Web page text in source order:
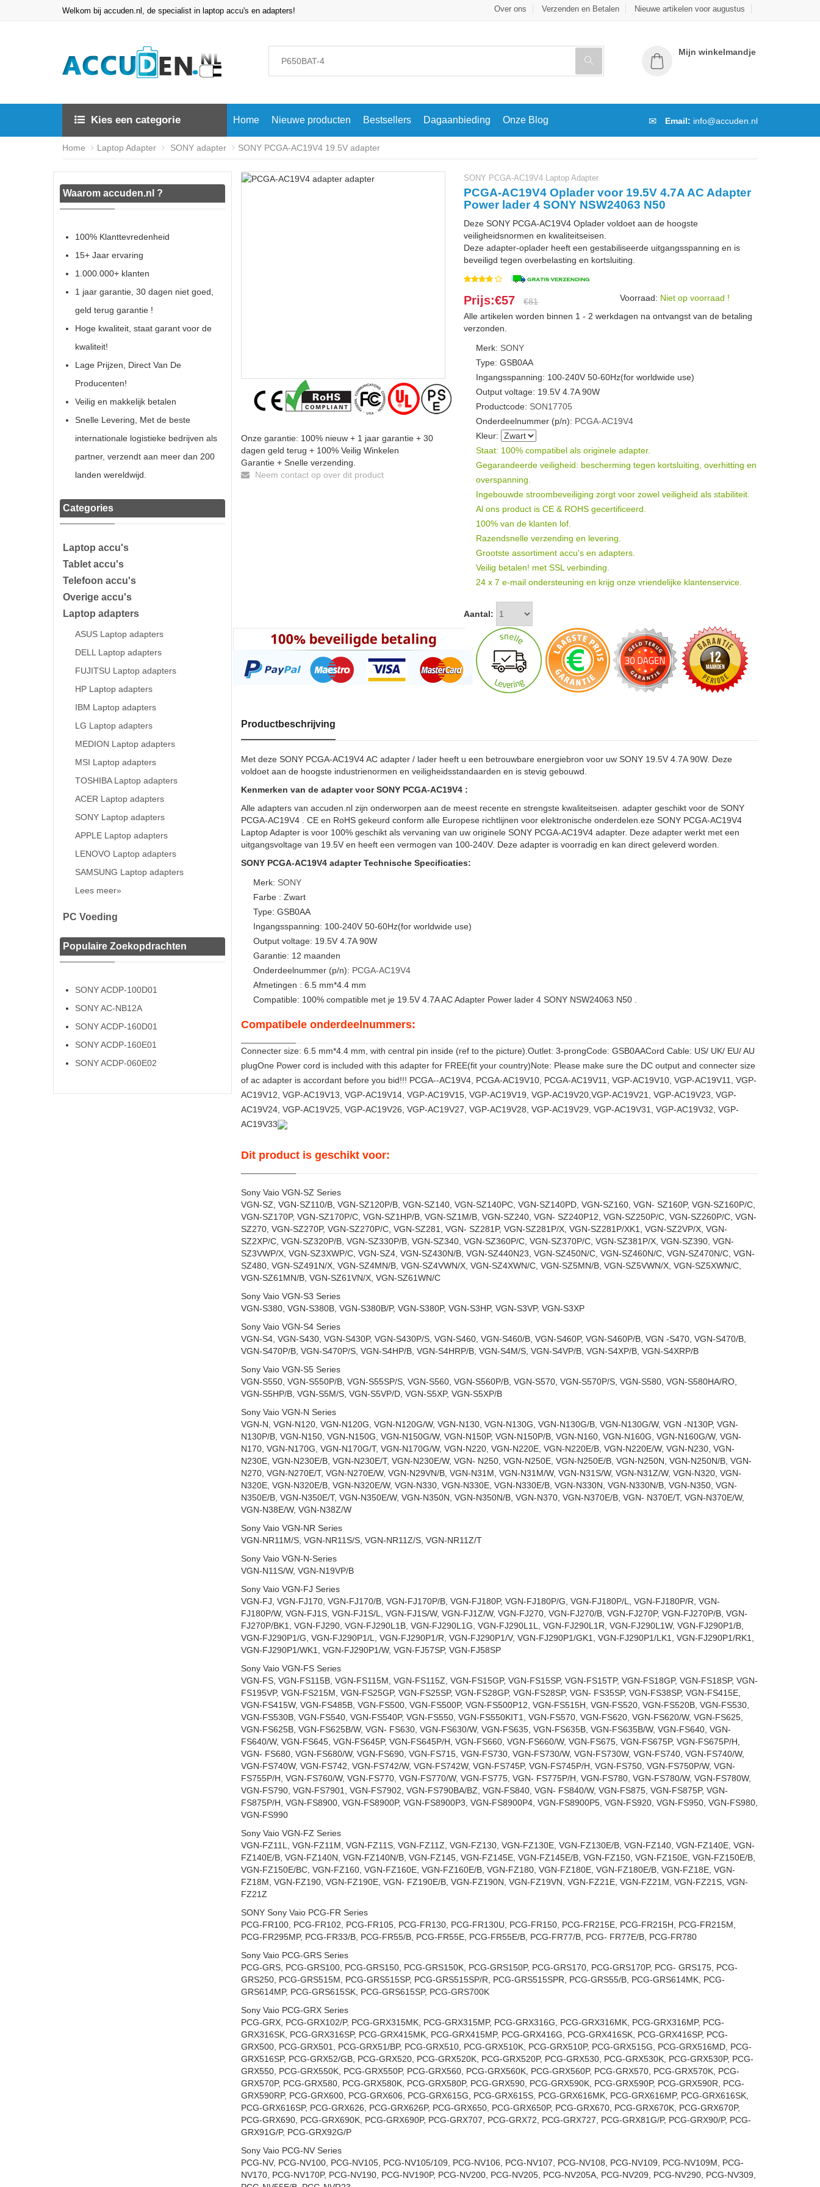
Welkom bij accuden.nl, de specialist in laptop accu's en adapters! Over ons Verzenden en Betalen Nieuwe artikelen voor augustus
Mijn winkelmandje
Kies een categorie Home Nieuwe producten Bestsellers Dagaanbieding Onze Blog Email: info@accuden.nl
Home Laptop Adapter SONY adapter SONY PCGA-AC19V4 19.5V adapter
Waarom accuden.nl ?
100% Klanttevredenheid
15+ Jaar ervaring
1.000.000+ klanten
1 jaar garantie, 30 dagen niet goed,
geld terug garantie !
Hoge kwaliteit, staat garant voor de
kwaliteit!
Lage Prijzen, Direct Van De
Producenten!
Veilig en makkelijk betalen
Snelle Levering, Met de beste
internationale logistieke bedrijven als
partner, verzendt aan meer dan 200
landen wereldwijd.
Categories
Laptop accu's
Tablet accu's
Telefoon accu's
Overige accu's
Laptop adapters
ASUS Laptop adapters
DELL Laptop adapters
FUJITSU Laptop adapters
HP Laptop adapters
IBM Laptop adapters
LG Laptop adapters
MEDION Laptop adapters
MSI Laptop adapters
TOSHIBA Laptop adapters
ACER Laptop adapters
SONY Laptop adapters
APPLE Laptop adapters
LENOVO Laptop adapters
SAMSUNG Laptop adapters
Lees meer»
PC Voeding
Populaire Zoekopdrachten
SONY ACDP-100D01
SONY AC-NB12A
SONY ACDP-160D01
SONY ACDP-160E01
SONY ACDP-060E02
Onze garantie: 100% nieuw + 1 jaar garantie + 30
dagen geld terug + 100% Veilig Winkelen
Garantie + Snelle verzending.
Neem contact op over dit product
SONY PCGA-AC19V4 Laptop Adapter
PCGA-AC19V4 Oplader voor 19.5V 4.7A AC Adapter
Power lader 4 SONY NSW24063 N50
Deze SONY PCGA-AC19V4 Oplader voldoet aan de hoogste
veiligheidsnormen en kwaliteitseisen.
Deze adapter-oplader heeft een gestabiliseerde uitgangsspanning en is
beveiligd tegen overbelasting en kortsluiting.
Prijs:€57 €81 Voorraad: Niet op voorraad !
Alle artikelen worden binnen 1 - 2 werkdagen na ontvangst van de betaling
verzonden.
Merk: SONY
Type: GSB0AA
Ingangsspanning: 100-240V 50-60Hz(for worldwide use)
Output voltage: 19.5V 4.7A 90W
Productcode: SON17705
Onderdeelnummer (p/n): PCGA-AC19V4
Kleur:
Staat: 100% compatibel als originele adapter.
Gegarandeerde veiligheid: bescherming tegen kortsluiting, overhitting en
overspanning.
Ingebouwde stroombeveiliging zorgt voor zowel veiligheid als stabiliteit.
Al ons product is CE & ROHS gecertificeerd.
100% van de klanten lof.
Razendsnelle verzending en levering.
Grootste assortiment accu's en adapters.
Veilig betalen! met SSL verbinding.
24 x 7 e-mail ondersteuning en krijg onze vriendelijke klantenservice.
Aantal:
Productbeschrijving
Met deze SONY PCGA-AC19V4 AC adapter / lader heeft u een betrouwbare energiebron voor uw SONY 19.5V 4.7A 90W. Deze
voldoet aan de hoogste industrienormen en veiligheidsstandaarden en is stevig gebouwd.
Kenmerken van de adapter voor SONY PCGA-AC19V4 :
Alle adapters van accuden.nl zijn onderworpen aan de meest recente en strengste kwaliteitseisen. adapter geschikt voor de SONY
PCGA-AC19V4 . CE en RoHS gekeurd conform alle Europese richtlijnen voor elektronische onderdelen.eze SONY PCGA-AC19V4
Laptop Adapter is voor 100% geschikt als vervaning van uw originele SONY PCGA-AC19V4 adapter. Deze adapter werkt met een
uitgangsvoltage van 19.5V en heeft een vermogen van 100-240V. Deze adapter is voorradig en kan direct geleverd worden.
SONY PCGA-AC19V4 adapter Technische Specificaties:
Merk: SONY
Farbe : Zwart
Type: GSB0AA
Ingangsspanning: 100-240V 50-60Hz(for worldwide use)
Output voltage: 19.5V 4.7A 90W
Garantie: 12 maanden
Onderdeelnummer (p/n): PCGA-AC19V4
Afmetingen : 6.5 mm*4.4 mm
Compatible: 100% compatible met je 19.5V 4.7A AC Adapter Power lader 4 SONY NSW24063 N50 .
Compatibele onderdeelnummers:
Connecter size: 6.5 mm*4.4 mm, with central pin inside (ref to the picture).Outlet: 3-prongCode: GSB0AACord Cable: US/ UK/ EU/ AU
plugOne Power cord is included with this adapter for FREE(fit your country)Note: Please make sure the DC output and connecter size
of ac adapter is accordant before you bid!!! PCGA--AC19V4, PCGA-AC19V10, PCGA-AC19V11, VGP-AC19V10, VGP-AC19V11, VGP-
AC19V12, VGP-AC19V13, VGP-AC19V14, VGP-AC19V15, VGP-AC19V19, VGP-AC19V20,VGP-AC19V21, VGP-AC19V23, VGP-
AC19V24, VGP-AC19V25, VGP-AC19V26, VGP-AC19V27, VGP-AC19V28, VGP-AC19V29, VGP-AC19V31, VGP-AC19V32, VGP-
AC19V33
Dit product is geschikt voor:
Sony Vaio VGN-SZ Series
VGN-SZ, VGN-SZ110/B, VGN-SZ120P/B, VGN-SZ140, VGN-SZ140PC, VGN-SZ140PD, VGN-SZ160, VGN- SZ160P, VGN-SZ160P/C,
VGN-SZ170P, VGN-SZ170P/C, VGN-SZ1HP/B, VGN-SZ1M/B, VGN-SZ240, VGN- SZ240P12, VGN-SZ250P/C, VGN-SZ260P/C, VGN-
SZ270, VGN-SZ270P, VGN-SZ270P/C, VGN-SZ281, VGN- SZ281P, VGN-SZ281P/X, VGN-SZ281P/XK1, VGN-SZ2VP/X, VGN-
SZ2XP/C, VGN-SZ320P/B, VGN-SZ330P/B, VGN-SZ340, VGN-SZ360P/C, VGN-SZ370P/C, VGN-SZ381P/X, VGN-SZ390, VGN-
SZ3VWP/X, VGN-SZ3XWP/C, VGN-SZ4, VGN-SZ430N/B, VGN-SZ440N23, VGN-SZ450N/C, VGN-SZ460N/C, VGN-SZ470N/C, VGN-
SZ480, VGN-SZ491N/X, VGN-SZ4MN/B, VGN-SZ4VWN/X, VGN-SZ4XWN/C, VGN-SZ5MN/B, VGN-SZ5VWN/X, VGN-SZ5XWN/C,
VGN-SZ61MN/B, VGN-SZ61VN/X, VGN-SZ61WN/C
Sony Vaio VGN-S3 Series
VGN-S380, VGN-S380B, VGN-S380B/P, VGN-S380P, VGN-S3HP, VGN-S3VP, VGN-S3XP
Sony Vaio VGN-S4 Series
VGN-S4, VGN-S430, VGN-S430P, VGN-S430P/S, VGN-S460, VGN-S460/B, VGN-S460P, VGN-S460P/B, VGN -S470, VGN-S470/B,
VGN-S470P/B, VGN-S470P/S, VGN-S4HP/B, VGN-S4HRP/B, VGN-S4M/S, VGN-S4VP/B, VGN-S4XP/B, VGN-S4XRP/B
Sony Vaio VGN-S5 Series
VGN-S550, VGN-S550P/B, VGN-S55SP/S, VGN-S560, VGN-S560P/B, VGN-S570, VGN-S570P/S, VGN-S580, VGN-S580HA/RO,
VGN-S5HP/B, VGN-S5M/S, VGN-S5VP/D, VGN-S5XP, VGN-S5XP/B
Sony Vaio VGN-N Series
VGN-N, VGN-N120, VGN-N120G, VGN-N120G/W, VGN-N130, VGN-N130G, VGN-N130G/B, VGN-N130G/W, VGN -N130P, VGN-
N130P/B, VGN-N150, VGN-N150G, VGN-N150G/W, VGN-N150P, VGN-N150P/B, VGN-N160, VGN-N160G, VGN-N160G/W, VGN-
N170, VGN-N170G, VGN-N170G/T, VGN-N170G/W, VGN-N220, VGN-N220E, VGN-N220E/B, VGN-N220E/W, VGN-N230, VGN-
N230E, VGN-N230E/B, VGN-N230E/T, VGN-N230E/W, VGN- N250, VGN-N250E, VGN-N250E/B, VGN-N250N, VGN-N250N/B, VGN-
N270, VGN-N270E/T, VGN-N270E/W, VGN-N29VN/B, VGN-N31M, VGN-N31M/W, VGN-N31S/W, VGN-N31Z/W, VGN-N320, VGN-
N320E, VGN-N320E/B, VGN-N320E/W, VGN-N330, VGN-N330E, VGN-N330E/B, VGN-N330N, VGN-N330N/B, VGN-N350, VGN-
N350E/B, VGN-N350E/T, VGN-N350E/W, VGN-N350N, VGN-N350N/B, VGN-N370, VGN-N370E/B, VGN- N370E/T, VGN-N370E/W,
VGN-N38E/W, VGN-N38Z/W
Sony Vaio VGN-NR Series
VGN-NR11M/S, VGN-NR11S/S, VGN-NR11Z/S, VGN-NR11Z/T
Sony Vaio VGN-N-Series
VGN-N11S/W, VGN-N19VP/B
Sony Vaio VGN-FJ Series
VGN-FJ, VGN-FJ170, VGN-FJ170/B, VGN-FJ170P/B, VGN-FJ180P, VGN-FJ180P/G, VGN-FJ180P/L, VGN-FJ180P/R, VGN-
FJ180P/W, VGN-FJ1S, VGN-FJ1S/L, VGN-FJ1S/W, VGN-FJ1Z/W, VGN-FJ270, VGN-FJ270/B, VGN-FJ270P, VGN-FJ270P/B, VGN-
FJ270P/BK1, VGN-FJ290, VGN-FJ290L1B, VGN-FJ290L1G, VGN-FJ290L1L, VGN-FJ290L1R, VGN-FJ290L1W, VGN-FJ290P1/B,
VGN-FJ290P1/G, VGN-FJ290P1/L, VGN-FJ290P1/R, VGN-FJ290P1/V, VGN-FJ290P1/GK1, VGN-FJ290P1/LK1, VGN-FJ290P1/RK1,
VGN-FJ290P1/WK1, VGN-FJ290P1/W, VGN-FJ57SP, VGN-FJ58SP
Sony Vaio VGN-FS Series
VGN-FS, VGN-FS115B, VGN-FS115M, VGN-FS115Z, VGN-FS15GP, VGN-FS15SP, VGN-FS15TP, VGN-FS18GP, VGN-FS18SP, VGN-
FS195VP, VGN-FS215M, VGN-FS25GP, VGN-FS25SP, VGN-FS28GP, VGN-FS28SP, VGN- FS35SP, VGN-FS38SP, VGN-FS415E,
VGN-FS415W, VGN-FS485B, VGN-FS500, VGN-FS500P, VGN-FS500P12, VGN-FS515H, VGN-FS520, VGN-FS520B, VGN-FS530,
VGN-FS530B, VGN-FS540, VGN-FS540P, VGN-FS550, VGN-FS550KIT1, VGN-FS570, VGN-FS620, VGN-FS620/W, VGN-FS625,
VGN-FS625B, VGN-FS625B/W, VGN- FS630, VGN-FS630/W, VGN-FS635, VGN-FS635B, VGN-FS635B/W, VGN-FS640, VGN-
FS640/W, VGN-FS645, VGN-FS645P, VGN-FS645P/H, VGN-FS660, VGN-FS660/W, VGN-FS675, VGN-FS675P, VGN-FS675P/H,
VGN- FS680, VGN-FS680/W, VGN-FS690, VGN-FS715, VGN-FS730, VGN-FS730/W, VGN-FS730W, VGN-FS740, VGN-FS740/W,
VGN-FS740W, VGN-FS742, VGN-FS742/W, VGN-FS742W, VGN-FS745P, VGN-FS745P/H, VGN-FS750, VGN-FS750P/W, VGN-
FS755P/H, VGN-FS760/W, VGN-FS770, VGN-FS770/W, VGN-FS775, VGN- FS775P/H, VGN-FS780, VGN-FS780/W, VGN-FS780W,
VGN-FS790, VGN-FS7901, VGN-FS7902, VGN-FS790BA/BZ, VGN-FS840, VGN- FS840/W, VGN-FS875, VGN-FS875P, VGN-
FS875P/H, VGN-FS8900, VGN-FS8900P, VGN-FS8900P3, VGN-FS8900P4, VGN-FS8900P5, VGN-FS920, VGN-FS950, VGN-FS980,
VGN-FS990
Sony Vaio VGN-FZ Series
VGN-FZ11L, VGN-FZ11M, VGN-FZ11S, VGN-FZ11Z, VGN-FZ130, VGN-FZ130E, VGN-FZ130E/B, VGN-FZ140, VGN-FZ140E, VGN-
FZ140E/B, VGN-FZ140N, VGN-FZ140N/B, VGN-FZ145, VGN-FZ145E, VGN-FZ145E/B, VGN-FZ150, VGN-FZ150E, VGN-FZ150E/B,
VGN-FZ150E/BC, VGN-FZ160, VGN-FZ160E, VGN-FZ160E/B, VGN-FZ180, VGN-FZ180E, VGN-FZ180E/B, VGN-FZ18E, VGN-
FZ18M, VGN-FZ190, VGN-FZ190E, VGN- FZ190E/B, VGN-FZ190N, VGN-FZ19VN, VGN-FZ21E, VGN-FZ21M, VGN-FZ21S, VGN-
FZ21Z
SONY Sony Vaio PCG-FR Series
PCG-FR100, PCG-FR102, PCG-FR105, PCG-FR130, PCG-FR130U, PCG-FR150, PCG-FR215E, PCG-FR215H, PCG-FR215M,
PCG-FR295MP, PCG-FR33/B, PCG-FR55/B, PCG-FR55E, PCG-FR55E/B, PCG-FR77/B, PCG- FR77E/B, PCG-FR780
Sony Vaio PCG-GRS Series
PCG-GRS, PCG-GRS100, PCG-GRS150, PCG-GRS150K, PCG-GRS150P, PCG-GRS170, PCG-GRS170P, PCG- GRS175, PCG-
GRS250, PCG-GRS515M, PCG-GRS515SP, PCG-GRS515SP/R, PCG-GRS515SPR, PCG-GRS55/B, PCG-GRS614MK, PCG-
GRS614MP, PCG-GRS615SK, PCG-GRS615SP, PCG-GRS700K
Sony Vaio PCG-GRX Series
PCG-GRX, PCG-GRX102/P, PCG-GRX315MK, PCG-GRX315MP, PCG-GRX316G, PCG-GRX316MK, PCG-GRX316MP, PCG-
GRX316SK, PCG-GRX316SP, PCG-GRX415MK, PCG-GRX415MP, PCG-GRX416G, PCG-GRX416SK, PCG-GRX416SP, PCG-
GRX500, PCG-GRX501, PCG-GRX51/BP, PCG-GRX510, PCG-GRX510K, PCG-GRX510P, PCG-GRX515G, PCG-GRX516MD, PCG-
GRX516SP, PCG-GRX52/GB, PCG-GRX520, PCG-GRX520K, PCG-GRX520P, PCG-GRX530, PCG-GRX530K, PCG-GRX530P, PCG-
GRX550, PCG-GRX550K, PCG-GRX550P, PCG-GRX560, PCG-GRX560K, PCG-GRX560P, PCG-GRX570, PCG-GRX570K, PCG-
GRX570P, PCG-GRX580, PCG-GRX580K, PCG-GRX580P, PCG-GRX590, PCG-GRX590K, PCG-GRX590P, PCG-GRX590R, PCG-
GRX590RP, PCG-GRX600, PCG-GRX606, PCG-GRX615G, PCG-GRX615S, PCG-GRX616MK, PCG-GRX616MP, PCG-GRX616SK,
PCG-GRX616SP, PCG-GRX626, PCG-GRX626P, PCG-GRX650, PCG-GRX650P, PCG-GRX670, PCG-GRX670K, PCG-GRX670P,
PCG-GRX690, PCG-GRX690K, PCG-GRX690P, PCG-GRX707, PCG-GRX72, PCG-GRX727, PCG-GRX81G/P, PCG-GRX90/P, PCG-
GRX91G/P, PCG-GRX92G/P
Sony Vaio PCG-NV Series
PCG-NV, PCG-NV100, PCG-NV105, PCG-NV105/109, PCG-NV106, PCG-NV107, PCG-NV108, PCG-NV109, PCG-NV109M, PCG-
NV170, PCG-NV170P, PCG-NV190, PCG-NV190P, PCG-NV200, PCG-NV205, PCG-NV205A, PCG-NV209, PCG-NV290, PCG-NV309,